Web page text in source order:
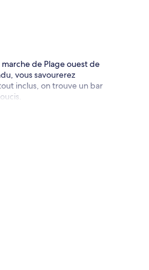
de Plage ouest de
vous savourerez
inclus, on trouve un bar